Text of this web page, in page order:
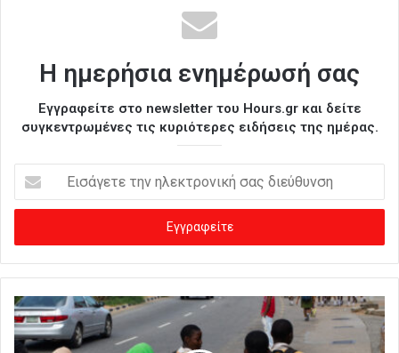
Η ημερήσια ενημέρωσή σας
Εγγραφείτε στο newsletter του Hours.gr και δείτε
συγκεντρωμένες τις κυριότερες ειδήσεις της ημέρας.
σ
γ
ε
ε
τ
η